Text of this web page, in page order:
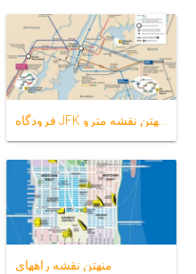
فرودگاه JFK به منهتن نقشه مترو
منهتن نقشه راههای